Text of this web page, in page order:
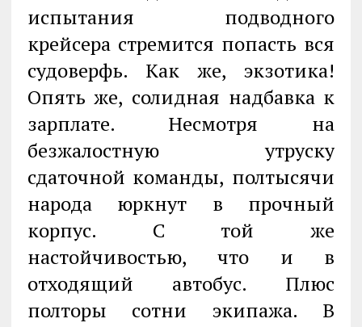
испытания подводного
крейсера стремится попасть вся
судоверфь. Как же, экзотика!
Опять же, солидная надбавка к
зарплате. Несмотря на
безжалостную утруску
сдаточной команды, полтысячи
народа юркнут в прочный
корпус. С той же
настойчивостью, что и в
отходящий автобус. Плюс
полторы сотни экипажа. В